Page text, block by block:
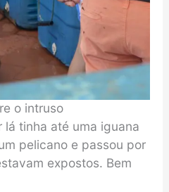
o intruso
lá tinha até uma iguana
pelicano e passou por
expostos. Bem